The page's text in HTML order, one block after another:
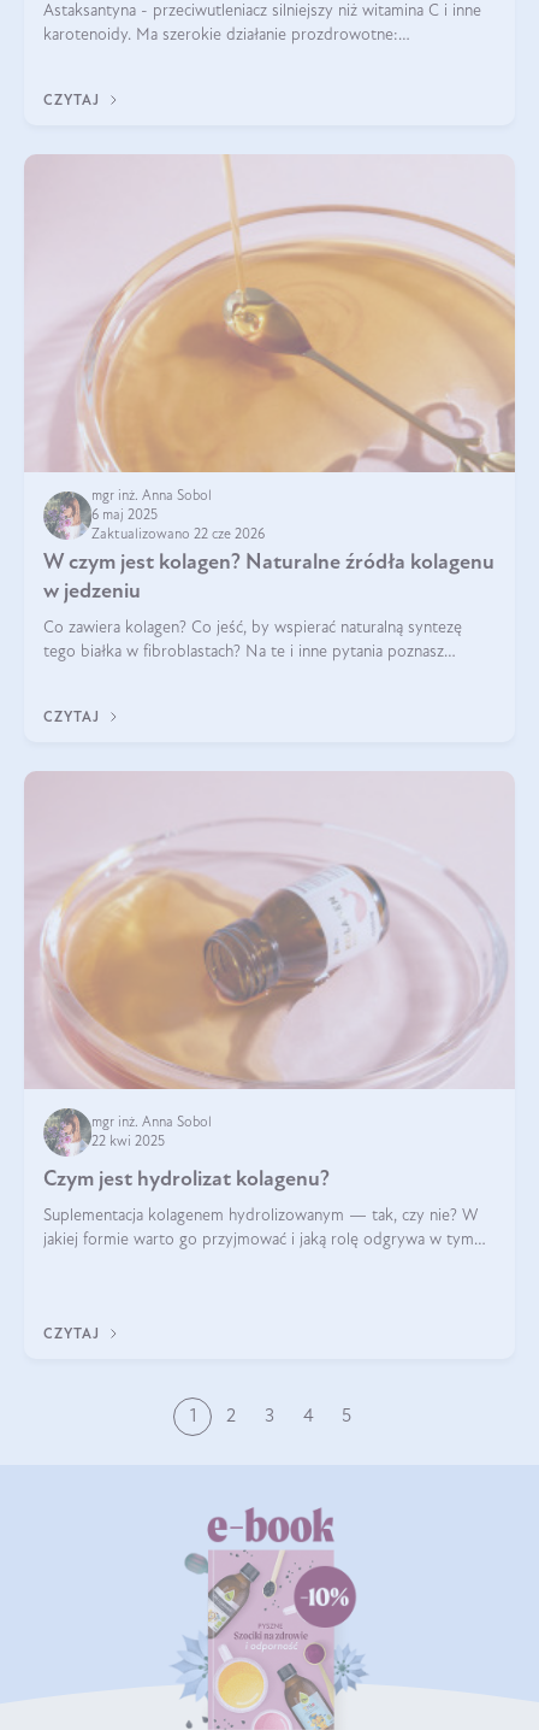
Astaksantyna - przeciwutleniacz silniejszy niż witamina C i inne
karotenoidy. Ma szerokie działanie prozdrowotne:
CZYTAJ
mgr inż. Anna Sobol
6 maj 2025
Zaktualizowano 22 cze 2026
W czym jest kolagen? Naturalne źródła kolagenu
w jedzeniu
Co zawiera kolagen? Co jeść, by wspierać naturalną syntezę
tego białka w fibroblastach? Na te i inne pytania poznasz
CZYTAJ
mgr inż. Anna Sobol
22 kwi 2025
Czym jest hydrolizat kolagenu?
Suplementacja kolagenem hydrolizowanym — tak, czy nie? W
jakiej formie warto go przyjmować i jaką rolę odgrywa w tym
CZYTAJ
1 2 3 4 5